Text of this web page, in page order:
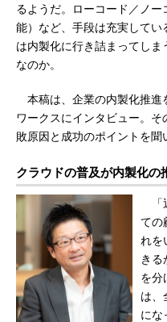
るようだ。ローコード／ノ
能）など、手段は充実して
は内製化に行き詰まってし
なのか。
本稿は、企業の内製化推進
ワークスにインタビュー。
敗原因と成功のポイントを聞
クラウドの普及が内製化の
「
ての
れを
きる
を分
は、
にな